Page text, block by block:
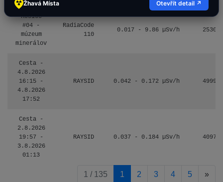
Košice
#04 -
múzeum
minerálov
RadiaCode
110
0.017 - 9.86 µSv/h 2530
Cesta -
4.8.2026
16:15 -
4.8.2026
17:52
RAYSID 0.042 - 0.172 µSv/h 4999
Cesta -
2.8.2026
19:57 -
3.8.2026
01:13
RAYSID 0.037 - 0.184 µSv/h 4097
1 / 135 1 2 3 4 5 »
Žhavá Místa Otevřít detail ↗